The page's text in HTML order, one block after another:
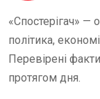
«Спостерігач» —
політика,
Перевірені
протягом дня.